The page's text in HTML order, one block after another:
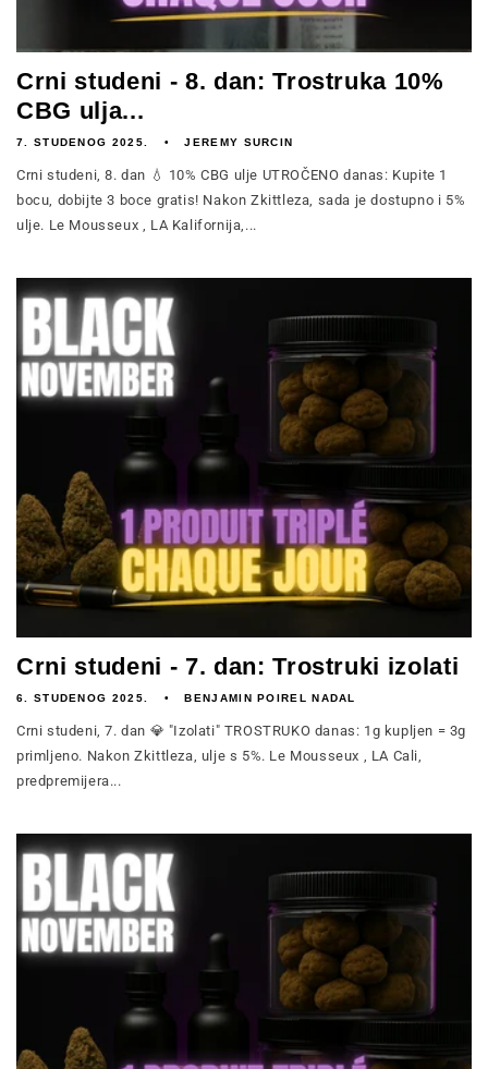
Crni studeni - 8. dan: Trostruka 10%
CBG ulja...
7. STUDENOG 2025. JEREMY SURCIN
Crni studeni, 8. dan 💧 10% CBG ulje UTROČENO danas: Kupite 1
bocu, dobijte 3 boce gratis! Nakon Zkittleza, sada je dostupno i 5%
ulje. Le Mousseux , LA Kalifornija,...
Crni studeni - 7. dan: Trostruki izolati
6. STUDENOG 2025. BENJAMIN POIREL NADAL
Crni studeni, 7. dan 💎 "Izolati" TROSTRUKO danas: 1g kupljen = 3g
primljeno. Nakon Zkittleza, ulje s 5%. Le Mousseux , LA Cali,
predpremijera...